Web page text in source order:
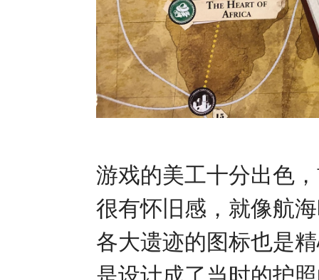
游戏的美工十分出色
很有怀旧感，就像航
各大遗迹的图标也是